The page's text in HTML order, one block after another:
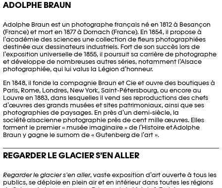
ADOLPHE BRAUN
Adolphe Braun est un photographe français né en 1812 à Besançon
(France) et mort en 1877 à Dornach (France). En 1854, il propose à
l’académie des sciences une collection de fleurs photographiées
destinée aux dessinateurs industriels. Fort de son succès lors de
l’exposition universelle de 1855, il poursuit sa carrière de photographe
et développe de nombreuses autres séries, notamment l’Alsace
photographiée, qui lui valus la Légion d’honneur.
En 1848, il fonde la compagnie Braun et Cie et ouvre des boutiques à
Paris, Rome, Londres, New York, Saint-Pétersbourg, ou encore au
Louvre en 1883, dans lesquelles il vend ses reproductions des chefs
d’œuvres des grands musées et sites patrimoniaux, ainsi que ses
photographies de paysages. En près d’un demi-siècle, la
société alsacienne photographie près de cent mille œuvres. Elles
forment le premier « musée imaginaire » de l’Histoire et Adolphe
Braun y gagne le surnom de « Gutenberg de l’art ».
REGARDER LE GLACIER S’EN ALLER
Regarder le glacier s’en aller, vaste exposition d’art ouverte à tous les
publics, se déploie en plein air et en intérieur dans toutes les régions